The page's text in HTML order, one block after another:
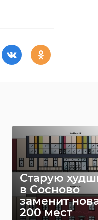
Старую
в Сосново
заменит
200 мест